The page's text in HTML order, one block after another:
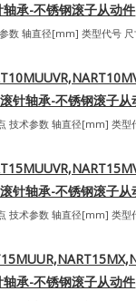
轴承-不锈钢滚子从动件
数 轴直径[mm] 类型代号
针轴承-不锈钢滚子从
技术参数 轴直径[mm] 类
针轴承-不锈钢滚子从
技术参数 轴直径[mm] 类
轴承-不锈钢滚子从动件